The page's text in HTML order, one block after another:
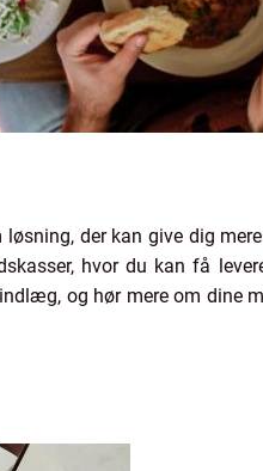
der kan give dig
hvor du kan få
og hør mere om dine